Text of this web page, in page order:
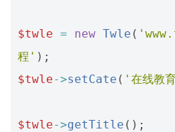
$twle = new Twle (
程' );
$twle->setCate ( '在线教
$twle->getTitle ();